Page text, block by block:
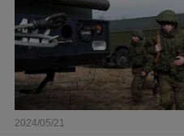
2024/05/21